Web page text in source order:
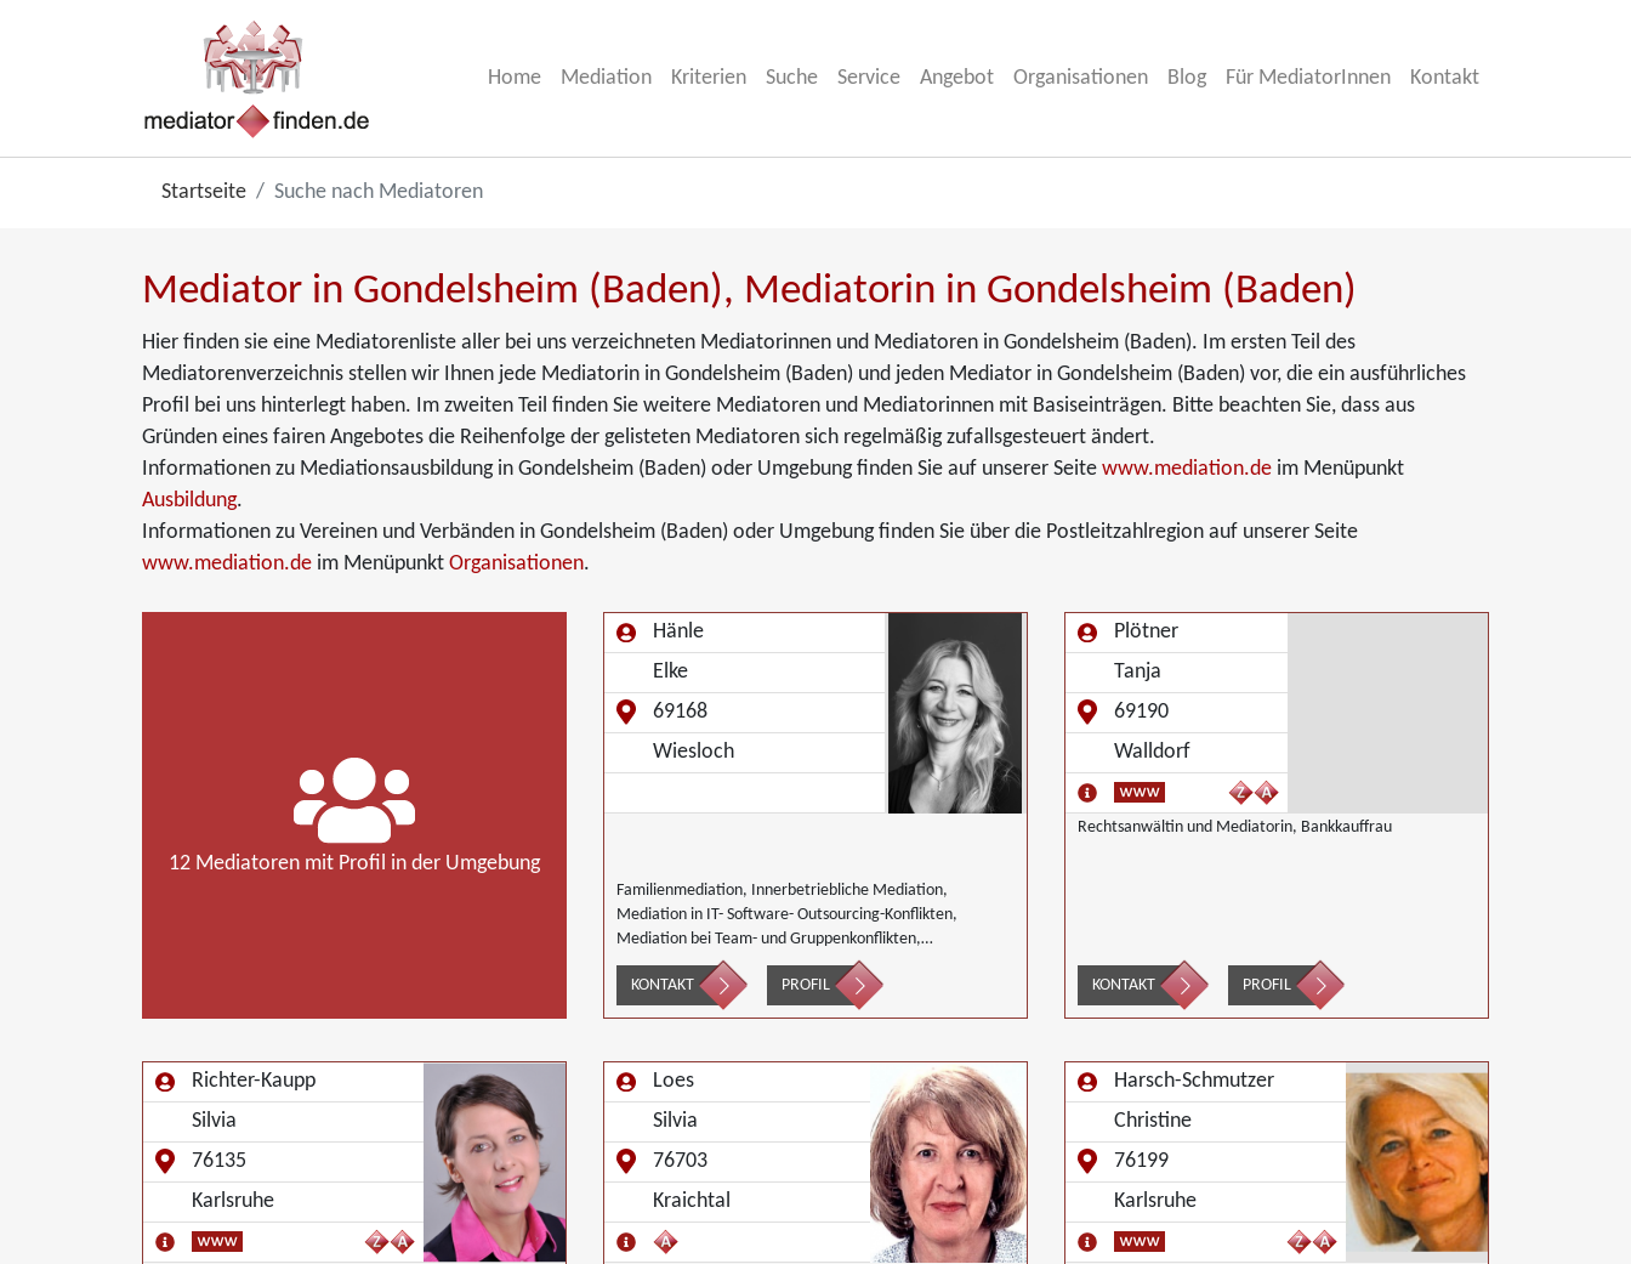
Home Mediation Kriterien Suche Service Angebot Organisationen Blog Für MediatorInnen Kontakt
Startseite Suche nach Mediatoren
Mediator in Gondelsheim (Baden), Mediatorin in Gondelsheim (Baden)
Hier finden sie eine Mediatorenliste aller bei uns verzeichneten Mediatorinnen und Mediatoren in Gondelsheim (Baden). Im ersten Teil des
Mediatorenverzeichnis stellen wir Ihnen jede Mediatorin in Gondelsheim (Baden) und jeden Mediator in Gondelsheim (Baden) vor, die ein ausführliches
Profil bei uns hinterlegt haben. Im zweiten Teil finden Sie weitere Mediatoren und Mediatorinnen mit Basiseinträgen. Bitte beachten Sie, dass aus
Gründen eines fairen Angebotes die Reihenfolge der gelisteten Mediatoren sich regelmäßig zufallsgesteuert ändert.
Informationen zu Mediationsausbildung in Gondelsheim (Baden) oder Umgebung finden Sie auf unserer Seite www.mediation.de im Menüpunkt
Ausbildung.
Informationen zu Vereinen und Verbänden in Gondelsheim (Baden) oder Umgebung finden Sie über die Postleitzahlregion auf unserer Seite
www.mediation.de im Menüpunkt Organisationen.
12 Mediatoren mit Profil in der Umgebung
Hänle
Elke
69168
Wiesloch
Familienmediation, Innerbetriebliche Mediation,
Mediation in IT- Software- Outsourcing-Konflikten,
Mediation bei Team- und Gruppenkonflikten,
Wirtschaftsmediation
KONTAKT
PROFIL
Plötner
Tanja
69190
Walldorf
Rechtsanwältin und Mediatorin, Bankkauffrau
KONTAKT PROFIL
Richter-Kaupp
Silvia
76135
Karlsruhe
Loes
Silvia
76703
Kraichtal
Harsch-Schmutzer
Christine
76199
Karlsruhe